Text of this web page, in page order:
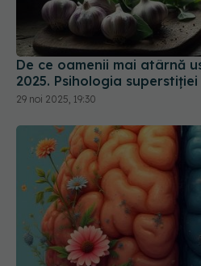
De ce oamenii mai atârnă
2025. Psihologia superstiției
29 noi 2025, 19:30